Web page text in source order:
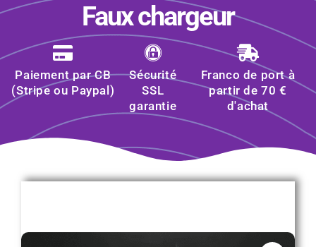
Faux chargeur
Paiement par CB
(Stripe ou Paypal)
Sécurité
SSL
garantie
Franco de port à
partir de 70 €
d'achat